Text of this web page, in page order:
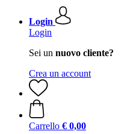
Login
Login
Sei un nuovo cliente?
Crea un account
Carrello € 0,00